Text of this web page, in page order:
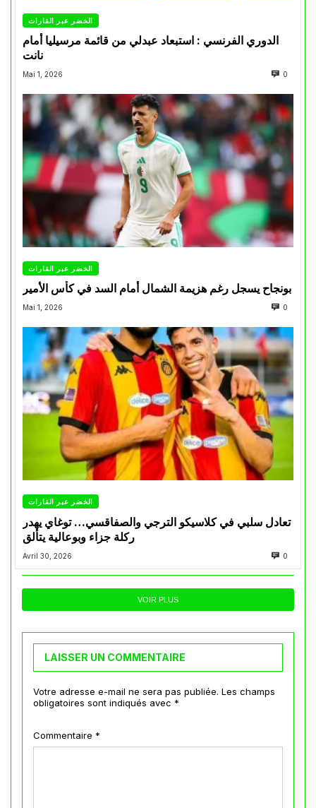
الخضر عبر القارات
الدوري الفرنسي : استبعاد عبدلي من قائمة مرسيليا أمام
نانت
Mai 1, 2026 0
الخضر عبر القارات
بونجاح يسجل رغم هزيمة الشمال أمام السد في كأس الأمير
Mai 1, 2026 0
الخضر عبر القارات
تعادل سلبي في كلاسيكو الترجي والصفاقسي… توغاي يهدر
ركلة جزاء وبوعالية يتألق
Avril 30, 2026 0
VOIR PLUS
LAISSER UN COMMENTAIRE
Votre adresse e-mail ne sera pas publiée. Les champs
obligatoires sont indiqués avec *
Commentaire *